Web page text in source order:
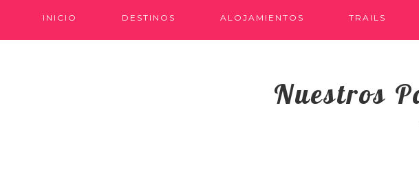
INICIO DESTINOS ALOJAMIENTOS TRAILS
Nuestros